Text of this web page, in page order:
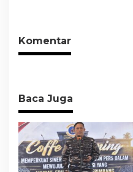
Komentar
Baca Juga